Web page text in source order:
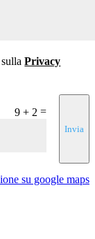
sullaPrivacy
9 + 2 =
Invia